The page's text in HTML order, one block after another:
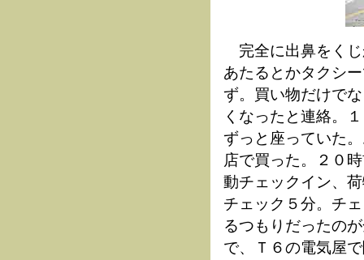
完全に出鼻をくじ
あたるとかタクシ
ず。買い物だけで
くなったと連絡。
ずっと座っていた
店で買った。２０
動チェックイン、
チェック５分。チ
るつもりだったの
で、Ｔ６の電気屋